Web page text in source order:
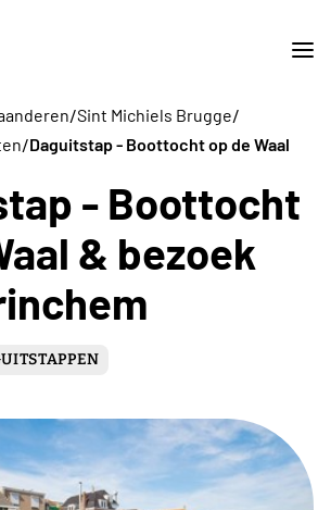
/Sint Michiels Brugge/
/Daguitstap - Boottocht op de Waal
- Boottocht
& bezoek